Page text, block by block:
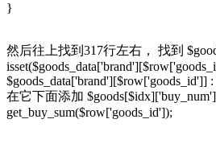
}
然后往上找到317行左右， 找到
$goods_data['brand'][$row['goods_id']] :
在它下面添加
get_buy_sum($row['goods_id']);